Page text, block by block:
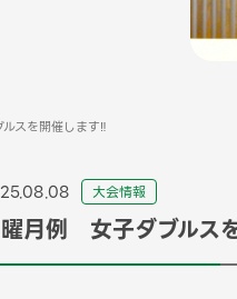
スを開催します‼
⼤会情報
月例 女子ダブルス